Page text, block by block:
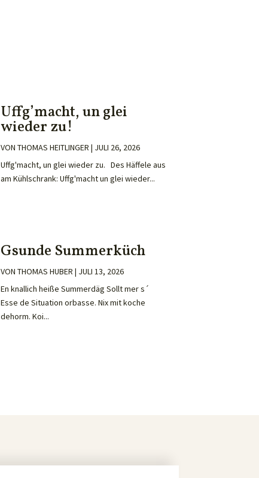
Uffg’macht, un glei
wieder zu!
VON THOMAS HEITLINGER | JULI 26, 2026
Uffg'macht, un glei wieder zu. Des Häffele aus
am Kühlschrank: Uffg'macht un glei wieder...
Gsunde Summerküch
VON THOMAS HUBER | JULI 13, 2026
En knallich heiße Summerdäg Sollt mer s´
Esse de Situation orbasse. Nix mit koche
dehorm. Koi...